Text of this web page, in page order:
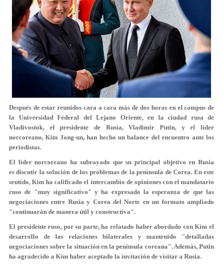
Después de estar reunidos cara a cara más de dos horas en el campus de
la Universidad Federal del Lejano Oriente, en la ciudad rusa de
Vladivostok, el presidente de Rusia, Vladímir Putin, y el líder
norcoreano, Kim Jong-un, han hecho un balance del encuentro ante los
periodistas.
El líder norcoreano ha subrayado que su principal objetivo en Rusia
esdiscutir la solución de los problemas de la península de Corea. En este
sentido, Kim ha calificado el intercambio de opiniones con el mandatario
ruso de "muy significativo" y ha expresado la esperanza de que las
negociaciones entre Rusia y Corea del Norte en un formato ampliado
"continuarán de manera útil y constructiva".
El presidente ruso, por su parte, ha relatado haber abordado con Kim el
desarrollo de las relaciones bilaterales y mantenido "detalladas
negociaciones sobre la situación en la península coreana". Además, Putin
ha agradecido a Kim haber aceptado la invitación de visitar a Rusia.